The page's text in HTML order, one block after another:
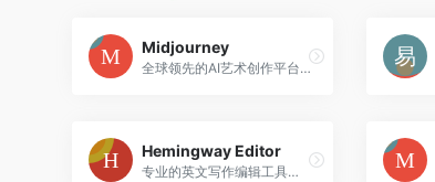
Midjourney
全球领先的AI艺术创作平台，生成高质量原创图像的顶级工具
Hemingway Editor
专业的英文写作编辑工具，帮助提升文章可读性和写作质量